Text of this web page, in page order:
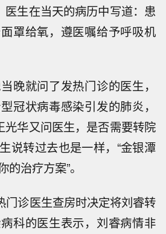
医生在当天的病历中写道：患
罩给氧，遵医嘱给予呼吸机
晚就问了发热门诊的医生，
冠状病毒感染引发的肺炎，
光华又问医生，是否需要转院
说转过去也是一样，“金银潭
治疗方案”。
门诊医生查房时决定将刘睿转
科的医生表示，刘睿病情非